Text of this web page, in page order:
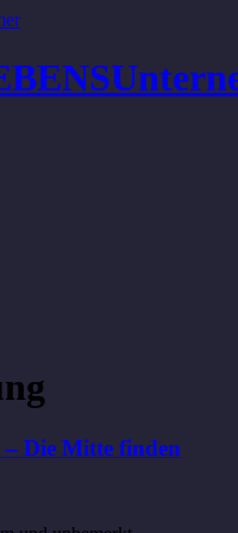
Die Mitte finden